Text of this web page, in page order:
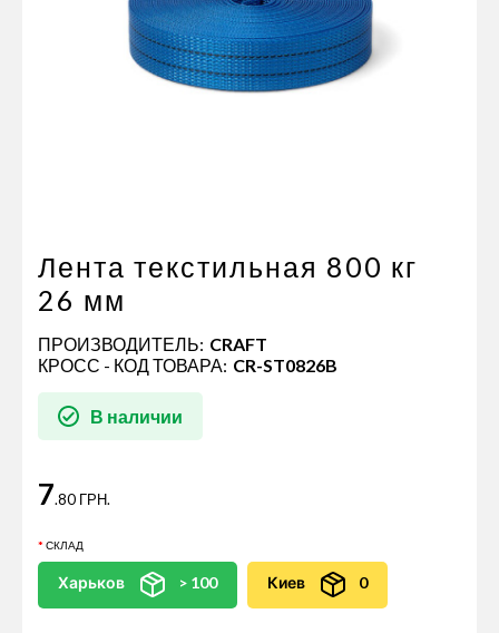
Запчасти кузова и зеркала
Малый коммерческий транспорт
Маркировочные знаки и светоотражатели
Автономное отопление и
кондиционировани
Стяжные ремни и тросы
Лента текстильная 800 кг
26 мм
ПРОИЗВОДИТЕЛЬ: CRAFT
КРОСС - КОД ТОВАРА: CR-ST0826B
В наличии
7.80 ГРН.
СКЛАД
Харьков > 100 Киев 0